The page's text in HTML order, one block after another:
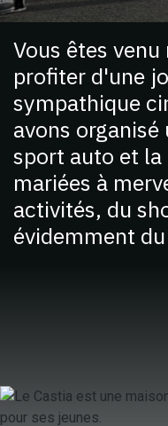
Vous êtes
profiter d'une
sympathique
avons
sport auto et
mariées à
activités, du
évidemment